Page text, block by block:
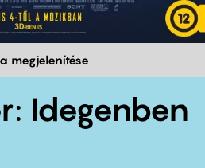
megjelenítése
Idegenben